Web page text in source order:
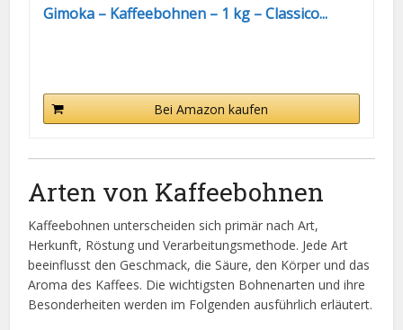
Gimoka – Kaffeebohnen – 1 kg – Classico...
Bei Amazon kaufen
Arten von Kaffeebohnen
Kaffeebohnen unterscheiden sich primär nach Art,
Herkunft, Röstung und Verarbeitungsmethode. Jede Art
beeinflusst den Geschmack, die Säure, den Körper und das
Aroma des Kaffees. Die wichtigsten Bohnenarten und ihre
Besonderheiten werden im Folgenden ausführlich erläutert.